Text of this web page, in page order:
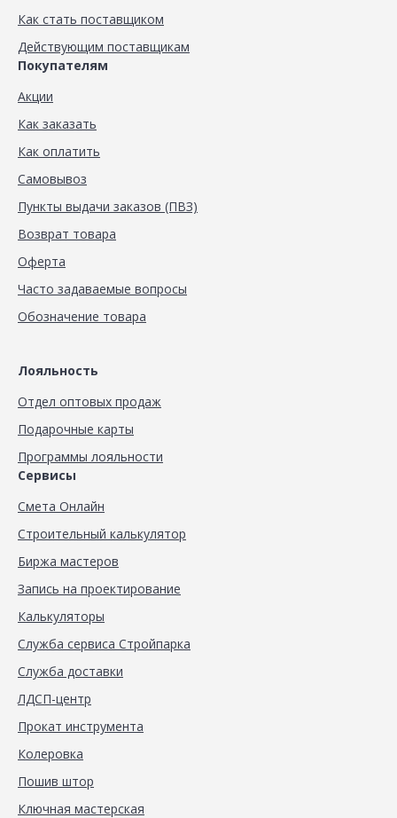
Как стать поставщиком
Действующим поставщикам
Покупателям
Акции
Как заказать
Как оплатить
Самовывоз
Пункты выдачи заказов (ПВЗ)
Возврат товара
Оферта
Часто задаваемые вопросы
Обозначение товара
Лояльность
Отдел оптовых продаж
Подарочные карты
Программы лояльности
Сервисы
Смета Онлайн
Строительный калькулятор
Биржа мастеров
Запись на проектирование
Калькуляторы
Служба сервиса Стройпарка
Служба доставки
ЛДСП-центр
Прокат инструмента
Колеровка
Пошив штор
Ключная мастерская